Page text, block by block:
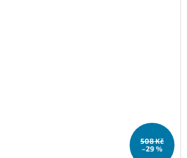
508 Kč
–29 %